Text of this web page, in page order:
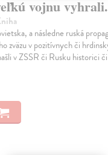
vojnu
a následne ruská
zväzu v pozitívnych či
v ZSSR či Rusku historici